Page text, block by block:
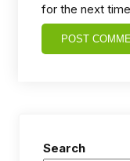
for the next
Search